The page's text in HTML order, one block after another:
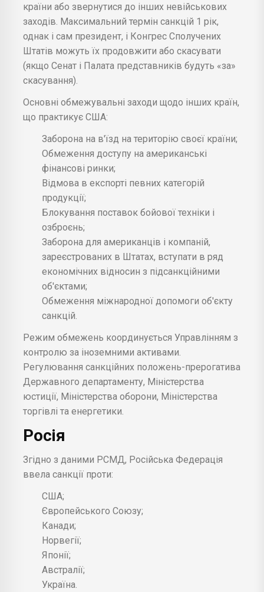
країни або звернутися до інших невійськових
заходів. Максимальний термін санкцій 1 рік,
однак і сам президент, і Конгрес Сполучених
Штатів можуть їх продовжити або скасувати
(якщо Сенат і Палата представників будуть «за»
скасування).
Основні обмежувальні заходи щодо інших країн,
що практикує США:
Заборона на в'їзд на територію своєї країни;
Обмеження доступу на американські
фінансові ринки;
Відмова в експорті певних категорій
продукції;
Блокування поставок бойової техніки і
озброєнь;
Заборона для американців і компаній,
зареєстрованих в Штатах, вступати в ряд
економічних відносин з підсанкційними
об'єктами;
Обмеження міжнародної допомоги об'єкту
санкцій.
Режим обмежень координується Управлінням з
контролю за іноземними активами.
Регулювання санкційних положень-прерогатива
Державного департаменту, Міністерства
юстиції, Міністерства оборони, Міністерства
торгівлі та енергетики.
Росія
Згідно з даними РСМД, Російська Федерація
ввела санкції проти:
США;
Європейського Союзу;
Канади;
Норвегії;
Японії;
Австралії;
Україна.